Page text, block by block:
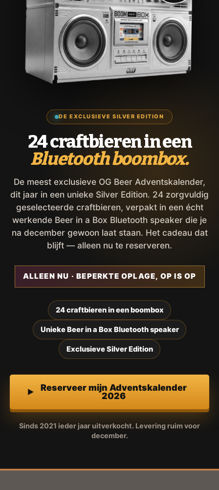
DE EXCLUSIEVE SILVER EDITION
24 craftbieren in een
Bluetooth boombox.
De meest exclusieve OG Beer Adventskalender,
dit jaar in een unieke Silver Edition. 24 zorgvuldig
geselecteerde craftbieren, verpakt in een écht
werkende Beer in a Box Bluetooth speaker die je
na december gewoon laat staan. Het cadeau dat
blijft — alleen nu te reserveren.
ALLEEN NU · BEPERKTE OPLAGE, OP IS OP
24 craftbieren in een boombox
Unieke Beer in a Box Bluetooth speaker
Exclusieve Silver Edition
Reserveer mijn Adventskalender
2026
Sinds 2021 ieder jaar uitverkocht. Levering ruim voor
december.